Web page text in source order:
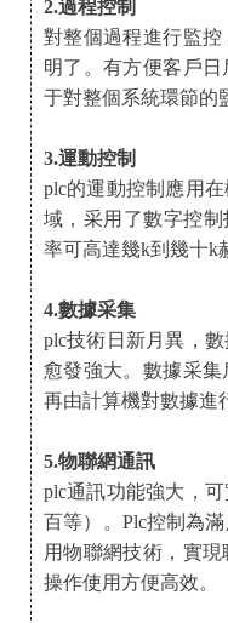
2.過程控制
對整個過程進行監
明了。有方便客戶
于對整個系統環節的
3.運動控制
plc的運動控制應用
域，采用了數字控
率可高達幾k到幾十k
4.數據采集
plc技術日新月異，
愈發強大。數據采集
再由計算機對數據進
5.物聯網通訊
plc通訊功能強大，
百等）。Plc控制為
用物聯網技術，實
操作使用方便高效。